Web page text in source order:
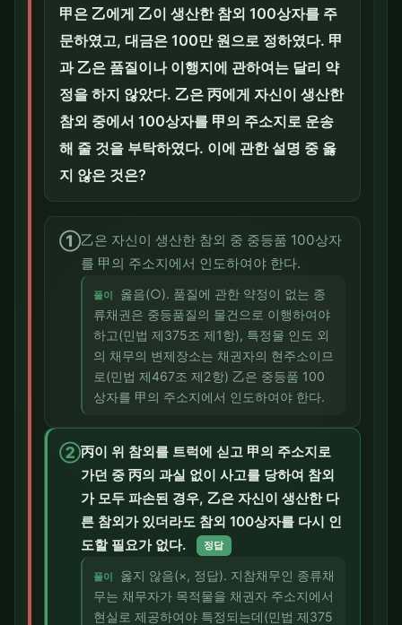
甲은 乙에게 乙이 생산한 참외 100상자를 주
문하였고, 대금은 100만 원으로 정하였다. 甲
과 乙은 품질이나 이행지에 관하여는 달리 약
정을 하지 않았다. 乙은 丙에게 자신이 생산한
참외 중에서 100상자를 甲의 주소지로 운송
해 줄 것을 부탁하였다. 이에 관한 설명 중 옳
지 않은 것은?
①乙은 자신이 생산한 참외 중 중등품 100상자
를 甲의 주소지에서 인도하여야 한다.
풀이
옳음(○). 품질에 관한 약정이 없는 종
류채권은 중등품질의 물건으로 이행하여야
하고(민법 제375조 제1항), 특정물 인도 외
의 채무의 변제장소는 채권자의 현주소이므
로(민법 제467조 제2항) 乙은 중등품 100
상자를 甲의 주소지에서 인도하여야 한다.
②丙이 위 참외를 트럭에 싣고 甲의 주소지로
가던 중 丙의 과실 없이 사고를 당하여 참외
가 모두 파손된 경우, 乙은 자신이 생산한 다
른 참외가 있더라도 참외 100상자를 다시 인
도할 필요가 없다.
정답
풀이
옳지 않음(×, 정답). 지참채무인 종류채
무는 채무자가 목적물을 채권자 주소지에서
현실로 제공하여야 특정되는데(민법 제375